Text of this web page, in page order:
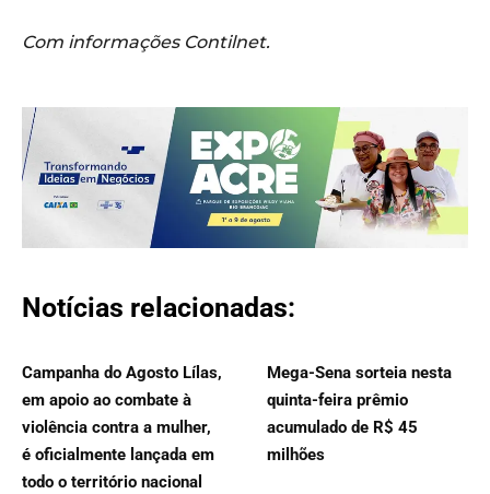
Com informações Contilnet.
Notícias relacionadas:
Campanha do Agosto Lílas,
em apoio ao combate à
violência contra a mulher,
é oficialmente lançada em
todo o território nacional
Mega-Sena sorteia nesta
quinta-feira prêmio
acumulado de R$ 45
milhões